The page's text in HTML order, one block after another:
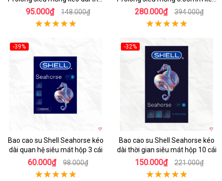
gian hộp 3 cái
95.000₫ 148.000₫
dài thời gian
280.000₫ 394.000₫
-39%
Bao cao su Shell Seahorse kéo
dài quan hệ siêu mát hộp 3 cái
60.000₫ 98.000₫
-32%
Bao cao su Shell Seahorse kéo
dài thời gian siêu mát hộp 10 cái
150.000₫ 221.000₫